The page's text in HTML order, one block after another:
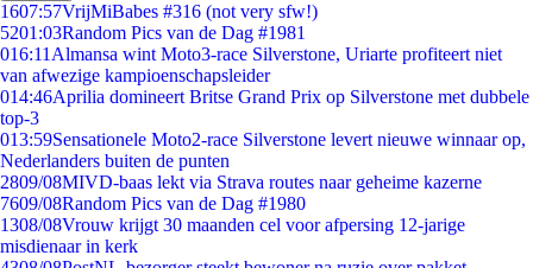
1607:57VrijMiBabes #316 (not very sfw!)
5201:03Random Pics van de Dag #1981
016:11 Almansa wint Moto3-race Silverstone, Uriarte profiteert niet
van afwezige kampioenschapsleider
014:46Aprilia domineert Britse Grand Prix op Silverstone met dubbele
top-3
013:59Sensationele Moto2-race Silverstone levert nieuwe winnaar op,
Nederlanders buiten de punten
2809/08MIVD-baas lekt via Strava routes naar geheime kazerne
7609/08Random Pics van de Dag #1980
1308/08Vrouw krijgt 30 maanden cel voor afpersing 12-jarige
misdienaar in kerk